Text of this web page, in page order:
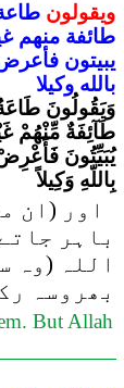
ويقولون
طائفة منهم
يبيتون
بالله وكيلا
وَيَقُولُونَ
طَآئِفَةٌ مِّنْهُمْ
يُبَيِّتُونَ
بِاللّهِ وَكِيلاً
اور (ان
باہر
اللہ (وہ
بھروسہ
But Allah